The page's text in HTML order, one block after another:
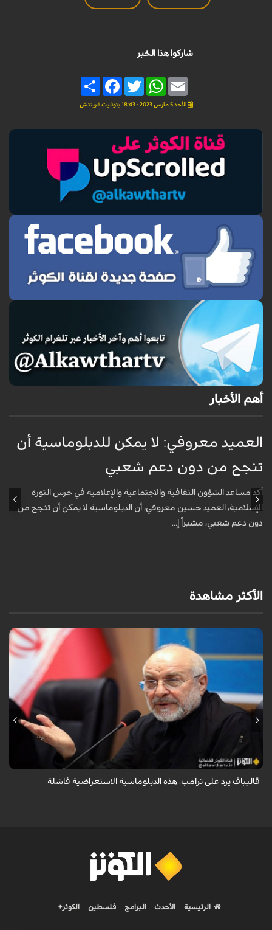
شاركوا هذا الخبر
Share
FacebookTwitter
WhatsAppEmail
الأحد 5 مارس 2023 - 18:43 بتوقيت غرينتش
أهم الأخبار
العميد معروفي: لا يمكن للدبلوماسية أن
تنجح من دون دعم شعبي
أكد مساعد الشؤون الثقافية والاجتماعية والإعلامية في حرس الثورة
الإسلامية، العميد حسين معروفي، أن الدبلوماسية لا يمكن أن تنجح من
دون دعم شعبي، مشيراً إ...
الأكثر مشاهدة
أكد رئيس مجلس الشورى الإسلامي الإيراني أن التصريحات الاستعراضية
والتهديدات المتكررة لم تعد تُجدي نفعاً، واصفاً إياها بالدبلوماسية الفاشلة.
قاليباف يرد على ترامب: هذه الدبلوماسية الاستعراضية فاشلة
الرئيسية الأحدث البرامج فلسطين الكوثر+